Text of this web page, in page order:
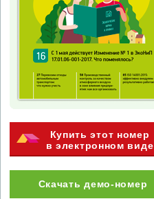
Купить этот номер
в электронном виде
Скачать демо-номер